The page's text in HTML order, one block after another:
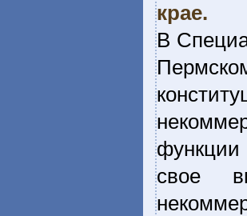
крае.
В
функции
свое